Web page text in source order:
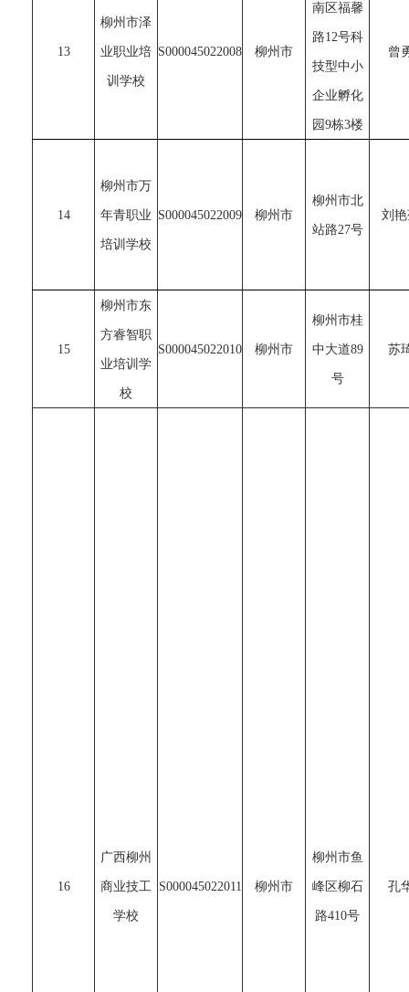
13
柳州市泽
业职业培
训学校
S000045022008 柳州市
南区福馨
路12号科
技型中小
企业孵化
园9栋3楼
曾
14
柳州市万
年青职业
培训学校
S000045022009 柳州市
柳州市北
站路27号
刘
15
柳州市东
方睿智职
业培训学
校
S000045022010 柳州市
柳州市桂
中大道89
号
苏
16
广西柳州
商业技工
学校
S000045022011 柳州市
柳州市鱼
峰区柳石
路410号
孔